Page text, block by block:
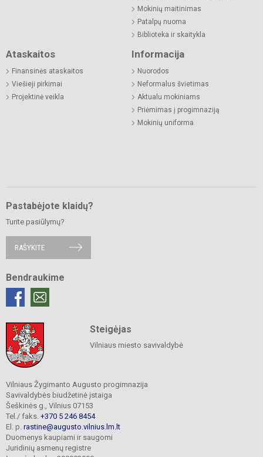
Mokinių maitinimas
Patalpų nuoma
Biblioteka ir skaitykla
Ataskaitos
Finansinės ataskaitos
Viešieji pirkimai
Projektinė veikla
Informacija
Nuorodos
Neformalus švietimas
Aktualu mokiniams
Priėmimas į progimnaziją
Mokinių uniforma
Pastabėjote klaidų?
Turite pasiūlymų?
RAŠYKITE
Bendraukime
Steigėjas
Vilniaus miesto savivaldybė
Vilniaus Žygimanto Augusto progimnazija
Savivaldybės biudžetinė įstaiga
Šeškinės g., Vilnius 07153
Tel./ faks. +370 5 246 8454
El. p. rastine@augusto.vilnius.lm.lt
Duomenys kaupiami ir saugomi
Juridinių asmenų registre